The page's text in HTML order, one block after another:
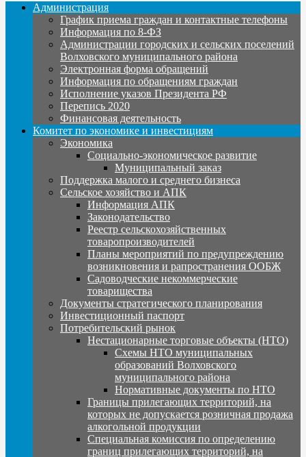
Администрация
График приема граждан и контактные телефоны
Информация по 8-ФЗ
Администрации городских и сельских поселений
Волховского муниципального района
Электронная форма обращений
Информация по обращениям граждан
Исполнение указов Президента РФ
Перепись 2020
Финансовая деятельность
Комитет по экономике и инвестициям
Экономика
Социально-экономическое развитие
Муниципальный заказ
Поддержка малого и среднего бизнеса
Сельское хозяйство и АПК
Информация АПК
Законодательство
Реестр сельскохозяйственных
товаропроизводителей
Планы мероприятий по предупреждению
возникновения и рапространения ООБЖ
Садоводческие некоммерческие
товарищества
Документы стратегического планирования
Инвестиционный паспорт
Потребительский рынок
Нестационарные торговые объекты (НТО)
Схемы НТО муниципальных
образований Волховского
муниципального района
Нормативные документы по НТО
Границы прилегающих территорий, на
которых не допускается розничная продажа
алкогольной продукции
Специальная комиссия по определению
границ прилегающих территорий, на